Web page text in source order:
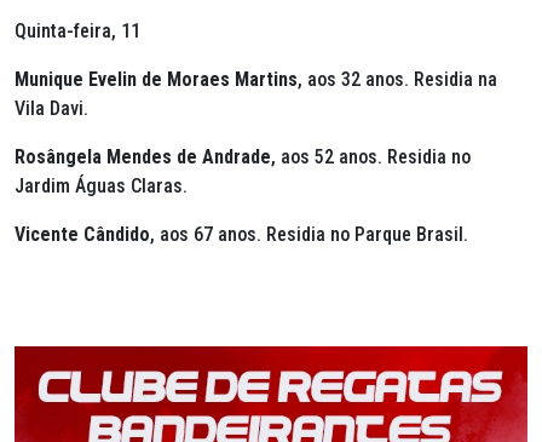
Quinta-feira, 11
Munique Evelin de Moraes Martins, aos 32 anos. Residia na
Vila Davi.
Rosângela Mendes de Andrade, aos 52 anos. Residia no
Jardim Águas Claras.
Vicente Cândido, aos 67 anos. Residia no Parque Brasil.